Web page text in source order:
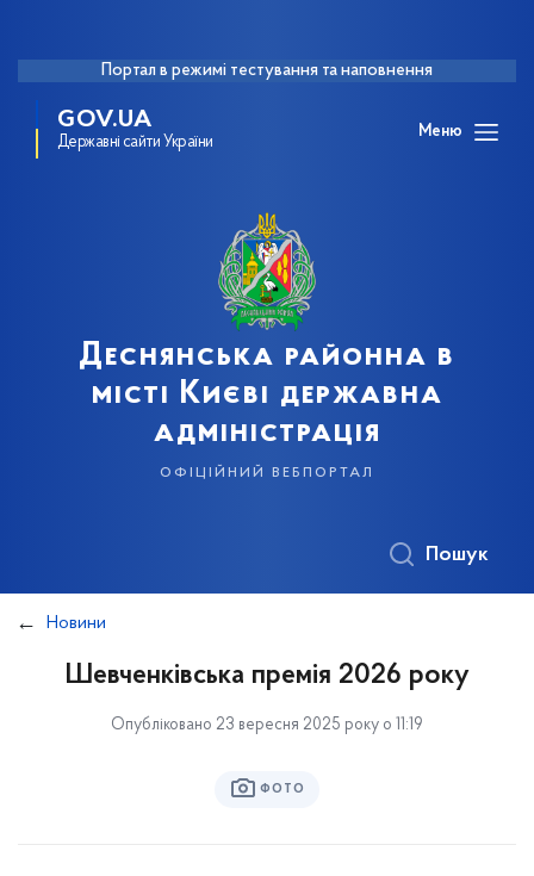
Портал в режимі тестування та наповнення
GOV.UA
Державні сайти України
Меню
Деснянська районна в
місті Києві державна
адміністрація
офіційний вебпортал
Пошук
Новини
Шевченківська премія 2026 року
Опубліковано 23 вересня 2025 року о 11:19
ФОТО